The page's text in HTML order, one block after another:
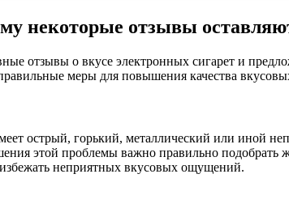
некоторые отзывы
отзывы о вкусе электронных сигарет и
меры для повышения качества
острый, горький, металлический или иной
этой проблемы важно правильно
неприятных вкусовых ощущений.